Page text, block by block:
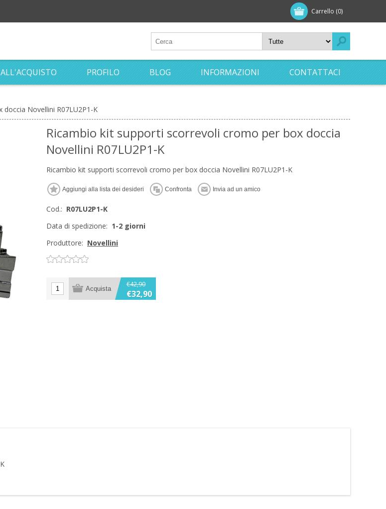
Carrello (0)
PROFILO BLOG INFORMAZIONI CONTATTACI
Novellini R07LU2P1-K
Ricambio kit supporti scorrevoli cromo per box doccia
Novellini R07LU2P1-K
Ricambio kit supporti scorrevoli cromo per box doccia Novellini R07LU2P1-K
Cod.: R07LU2P1-K
Data di spedizione: 1-2 giorni
Produttore: Novellini
€42,90
€32,90